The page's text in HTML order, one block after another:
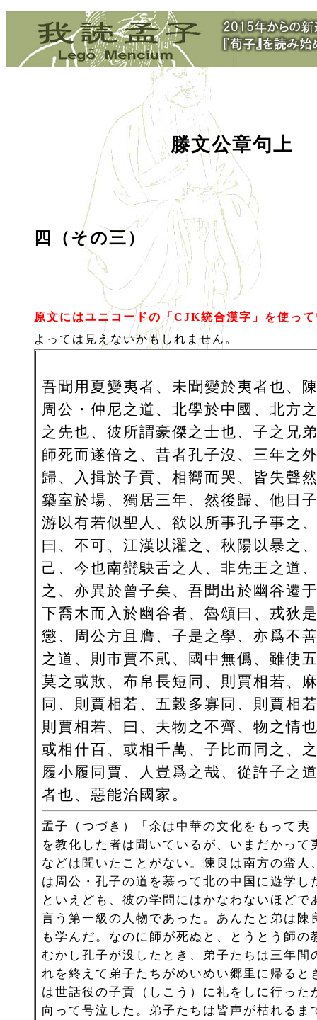
滕文公章句上
四（その三）
原文にはユニコードの「CJK統合漢字」を使っ
よっては見えないかもしれません。
吾聞用夏變夷者、未聞變於夷者也、
周公・仲尼之道、北學於中國、北方
之先也、彼所謂豪傑之士也、子之兄
師死而遂倍之、昔者孔子沒、三年之
歸、入揖於子貢、相嚮而哭、皆失聲
築室於場、獨居三年、然後歸、他日
游以有若似聖人、欲以所事孔子事之
曰、不可、江漢以濯之、秋陽以暴之
己、今也南蠻鴃舌之人、非先王之道
之、亦異於曾子矣、吾聞出於幽谷遷
下喬木而入於幽谷者、魯頌曰、戎狄
懲、周公方且膺、子是之學、亦爲不
之道、則市賈不貮、國中無僞、雖使
莫之或欺、布帛長短同、則賈相若、
同、則賈相若、五穀多寡同、則賈相
則賈相若、曰、夫物之不齊、物之情
或相什百、或相千萬、子比而同之、
履小履同賈、人豈爲之哉、從許子之
者也、惡能治國家。
孟子（つづき）「余は中華の文化をもって夷
を教化した者は聞いているが、いまだかって
などは聞いたことがない。陳良は南方の蛮人
は周公・孔子の道を慕って北の中国に遊学し
といえども、彼の学問にはかなわないほどで
言う第一級の人物であった。あんたと弟は陳
も学んだ。なのに師が死ぬと、とうとう師の
むかし孔子が没したとき、弟子たちは三年間
れを終えて弟子たちがめいめい郷里に帰ると
は世話役の子貢（しこう）に礼をしに行った
向って号泣した。弟子たちは皆声が枯れるま